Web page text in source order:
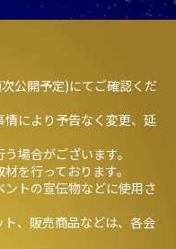
公開予定)にてご確認くだ
情により予告なく変更、延
場合がございます。
を行っております。
ントの宣伝物などに使用さ
ト、販売商品などは、各会